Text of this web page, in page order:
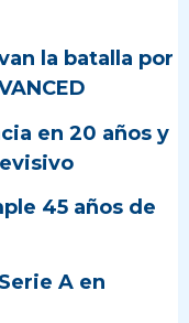
la batalla por
en 20 años y
45 años de
A en